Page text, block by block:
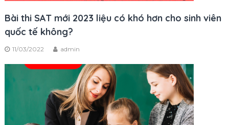
Bài thi SAT mới 2023 liệu có khó hơn cho sinh viên
quốc tế không?
11/03/2022 admin